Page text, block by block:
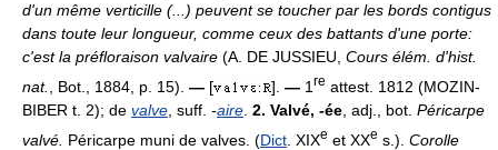
d'un même verticille (...) peuvent se toucher par les bords contigus
dans toute leur longueur, comme ceux des battants d'une porte:
c'est la préfloraison valvaire (A. DE JUSSIEU, Cours élém. d'hist.
nat.
, Bot., 1884, p. 15). — [ ]. — 1 re attest. 1812 (MOZIN-
BIBER t. 2); de valve , suff. -aire 2. Valvé, -ée , adj., bot. Péricarpe
valvé. Péricarpe muni de valves. (Dict . XIXe et XXe s.). Corolle